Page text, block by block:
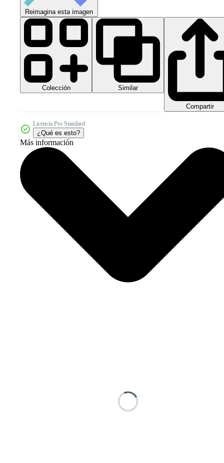
Reimagina esta imagen
Colección Similar
Compartir
Licencia Pro Standard
¿Qué es esto?
Más información